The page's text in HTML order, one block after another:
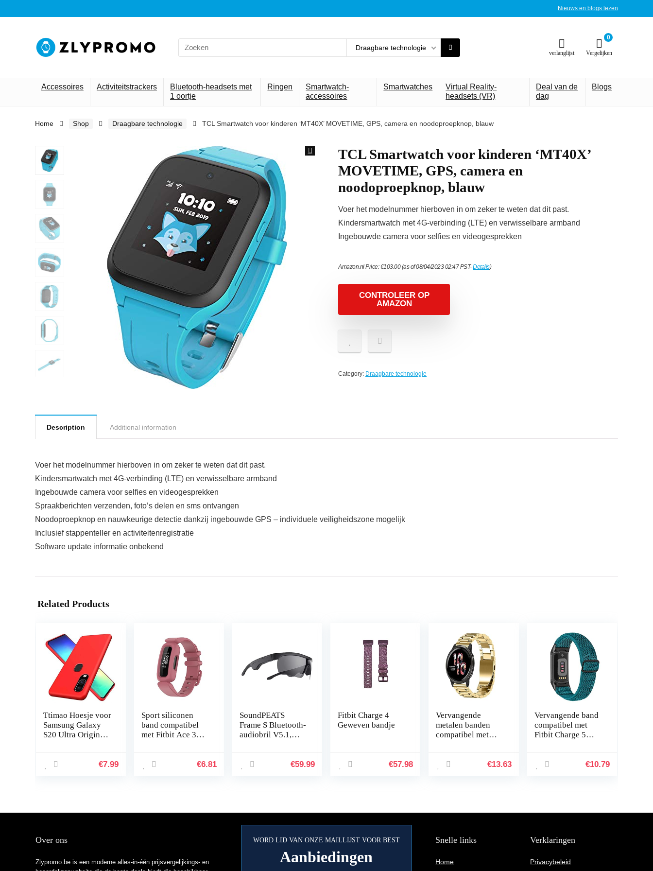
Nieuws en blogs lezen
Search
for:
Draagbare technologie
verlanglijst
0
Vergelijken
Accessoires Activiteitstrackers
Bluetooth-headsets met
1 oortje
Ringen
Smartwatch-
accessoires
Smartwatches
Virtual Reality-
headsets (VR)
Deal van de
dag
Blogs
Home Shop Draagbare technologie TCL Smartwatch voor kinderen ‘MT40X’ MOVETIME, GPS, camera en noodoproepknop, blauw
TCL Smartwatch voor kinderen ‘MT40X’
MOVETIME, GPS, camera en
noodoproepknop, blauw
Voer het modelnummer hierboven in om zeker te weten dat dit past.
Kindersmartwatch met 4G-verbinding (LTE) en verwisselbare armband
Ingebouwde camera voor selfies en videogesprekken
Amazon.nl Price:€103.00(as of 08/04/2023 02:47 PST-Details)
CONTROLEER OP
AMAZON
Category: Draagbare technologie
Description Additional information
Voer het modelnummer hierboven in om zeker te weten dat dit past.
Kindersmartwatch met 4G-verbinding (LTE) en verwisselbare armband
Ingebouwde camera voor selfies en videogesprekken
Spraakberichten verzenden, foto’s delen en sms ontvangen
Noodoproepknop en nauwkeurige detectie dankzij ingebouwde GPS – individuele veiligheidszone mogelijk
Inclusief stappenteller en activiteitenregistratie
Software update informatie onbekend
Related Products
Ttimao Hoesje voor
Samsung Galaxy
S20 Ultra Originele
Cover+1*Screen€7.99
Sport siliconen
band compatibel
met Fitbit Ace 3
kinderen,
€6.81
SoundPEATS
Frame S Bluetooth-
audiobril V5.1,
Qualcomm
€59.99
Fitbit Charge 4
Geweven bandje
€57.98
Vervangende
metalen banden
compatibel met
massief roestvrij
€13.63
Vervangende band
compatibel met
Fitbit Charge 5
verstelbare
€10.79
Over ons
Zlypromo.be is een moderne alles-in-één prijsvergelijkings- en
WORD LID VAN ONZE MAILLIJST VOOR BEST
Aanbiedingen
Snelle links
Home
Verklaringen
Privacybeleid